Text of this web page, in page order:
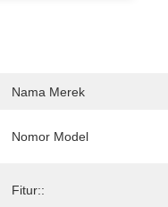
Nama Merek
Nomor Model
Fitur::